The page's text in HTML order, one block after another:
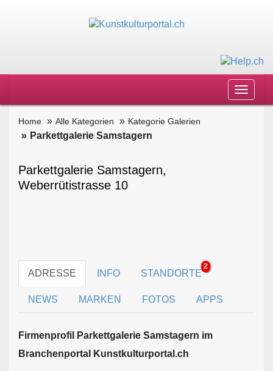
Toggle
Home Alle Kategorien Kategorie Galerien
Parkettgalerie Samstagern
Parkettgalerie Samstagern,
Weberrütistrasse 10
ADRESSE INFO STANDORTE
2
NEWS MARKEN FOTOS APPS
Firmen­profil Parkettgalerie Samstagern im
Branchen­portal Kunstkulturportal.ch